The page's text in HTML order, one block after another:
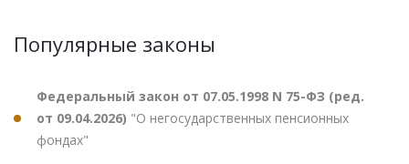
Популярные законы
Федеральный закон от 07.05.1998 N 75-ФЗ (ред.
от 09.04.2026) "О негосударственных пенсионных
фондах"